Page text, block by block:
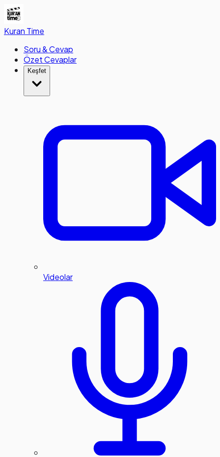
Kuran Time
Soru & Cevap
Özet Cevaplar
Keşfet
Videolar